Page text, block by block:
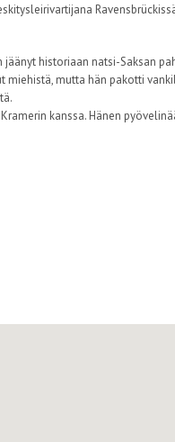
historiaan natsi-Saksan
miehistä, mutta hän pakotti
kanssa. Hänen